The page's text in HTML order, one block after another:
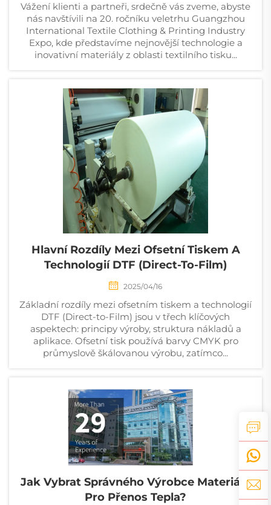
Vážení klienti a partneři, srdečně vás zveme, abyste
nás navštívili na 20. ročníku veletrhu Guangzhou
International Textile Clothing & Printing Industry
Expo, kde představíme nejnovější technologie a
inovativní materiály z oblasti textilního tisku...
Hlavní Rozdíly Mezi Ofsetní Tiskem A
Technologií DTF (Direct-To-Film)
2025/04/16
Základní rozdíly mezi ofsetním tiskem a technologií
DTF (Direct-to-Film) jsou v třech klíčových
aspektech: principy výroby, struktura nákladů a
aplikace. Ofsetní tisk používá barvy CMYK pro
průmyslově škálovanou výrobu, zatímco...
Jak Vybrat Správného Výrobce Materiálů
Pro Přenos Tepla?